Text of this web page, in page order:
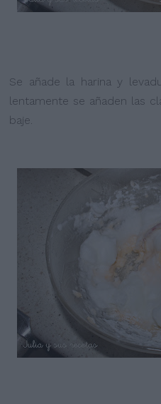
Se añade la harina y
lentamente se añaden las
baje.